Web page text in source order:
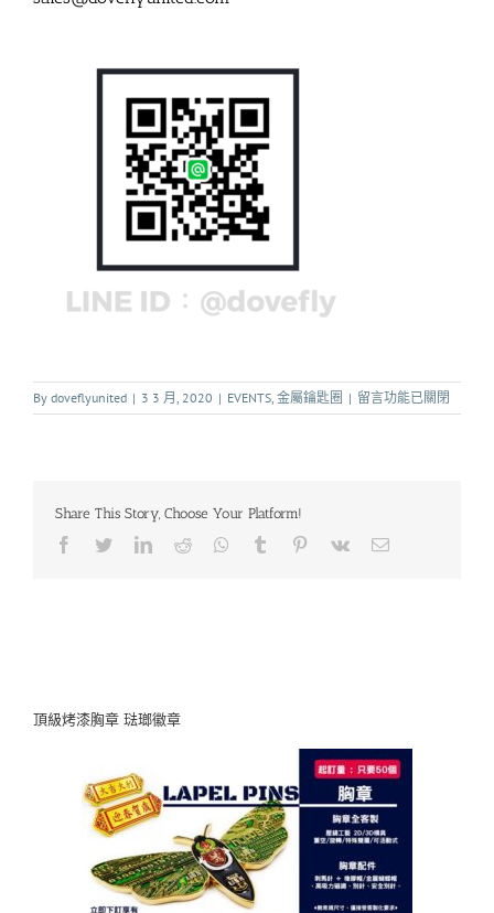
By doveflyunited | 3 3 月, 2020 | EVENTS, 金屬鑰匙圈 | 留言功能已關閉
Share This Story, Choose Your Platform!
頂級烤漆胸章 琺瑯徽章